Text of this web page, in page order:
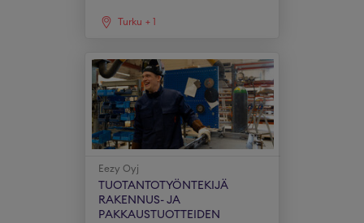
Turku + 1
Eezy Oyj
TUOTANTOTYÖNTEKIJÄ
RAKENNUS- JA
PAKKAUSTUOTTEIDEN